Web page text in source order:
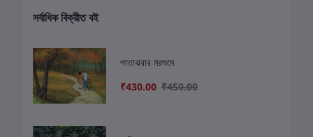
সর্বাধিক বিক্রীত বই
পাতাঝরার মরশুমে
₹430.00 ₹450.00